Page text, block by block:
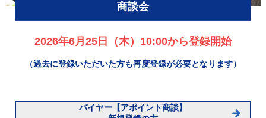
商談会
2026年6月25日（木）10:00から登録開始
（過去に登録いただいた方も再度登録が必要となります）
バイヤー【アポイント商談】